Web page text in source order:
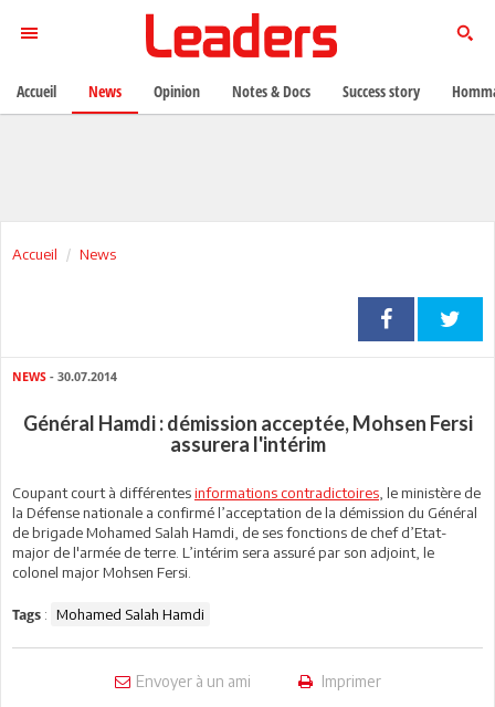
Accueil News
NEWS - 30.07.2014
Général Hamdi : démission acceptée, Mohsen Fersi
assurera l'intérim
Coupant court à différentesinformations contradictoires , le ministère de
la Défense nationale a confirmé l’acceptation de la démission du Général
de brigade Mohamed Salah Hamdi, de ses fonctions de chef d’Etat-
major de l'armée de terre. L’intérim sera assuré par son adjoint, le
colonel major Mohsen Fersi.
Tags : Mohamed Salah Hamdi
Envoyer à un ami Imprimer
Accueil News Opinion Notes & Docs Success story